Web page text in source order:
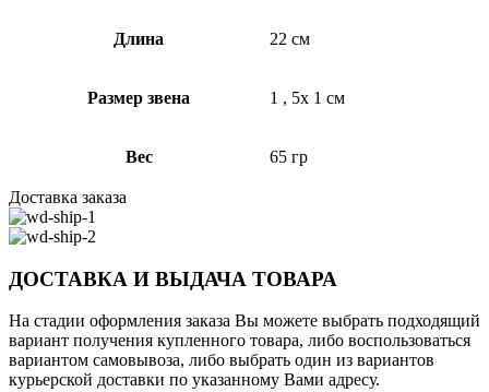
Длина 22 см
Размер звена 1 , 5х 1 см
Вес 65 гр
Доставка заказа
ДОСТАВКА И ВЫДАЧА ТОВАРА
На стадии оформления заказа Вы можете выбрать подходящий
вариант получения купленного товара, либо воспользоваться
вариантом самовывоза, либо выбрать один из вариантов
курьерской доставки по указанному Вами адресу.